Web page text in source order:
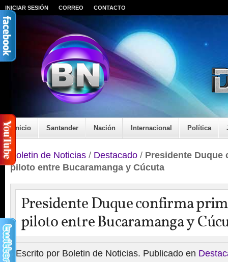
INICIAR SESIÓN CORREO CONTACTO
Inicio Santander Nación Internacional Política
Boletin de Noticias / Destacado / Presidente Duque
piloto entre Bucaramanga y Cúcuta
Presidente Duque confirma
piloto entre Bucaramanga y
Escrito por Boletin de Noticias. Publicado en